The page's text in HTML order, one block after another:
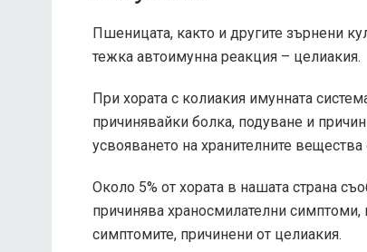
Пшеницата, както и другите зърнени
тежка автоимунна реакция – целиакия.
При хората с колиакия имунната
причинявайки болка, подуване и
усвояването на хранителните вещества
Около 5% от хората в нашата страна
причинява храносмилателни
симптомите, причинени от целиакия.